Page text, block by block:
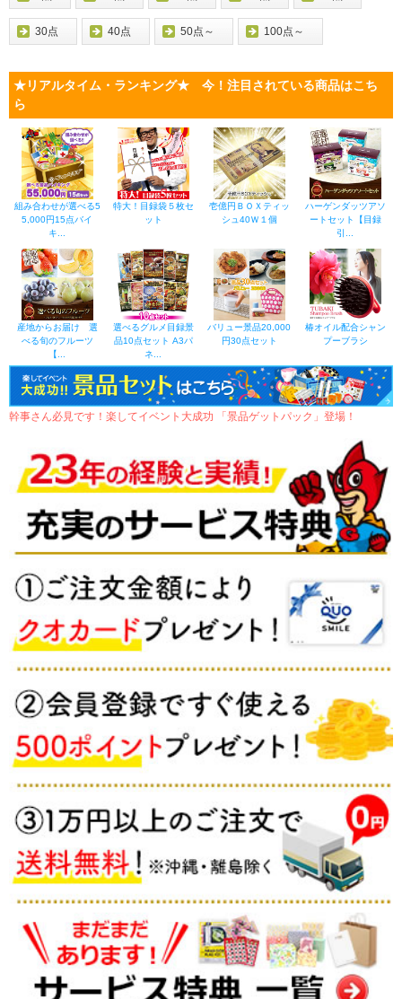
30点 40点 50点～ 100点～
★リアルタイム・ランキング★ 今！注目されている商品はこち
ら
組み合わせが選べる5
5,000円15点バイ
キ...
特大！目録袋５枚セ
ット
壱億円ＢＯＸティッ
シュ40Ｗ１個
ハーゲンダッツアソ
ートセット【目録
引...
産地からお届け 選
べる旬のフルーツ
【...
選べるグルメ目録景
品10点セット A3パ
ネ...
バリュー景品20,000
円30点セット
椿オイル配合シャン
プーブラシ
幹事さん必見です！楽してイベント大成功 「景品ゲットパック」登場！